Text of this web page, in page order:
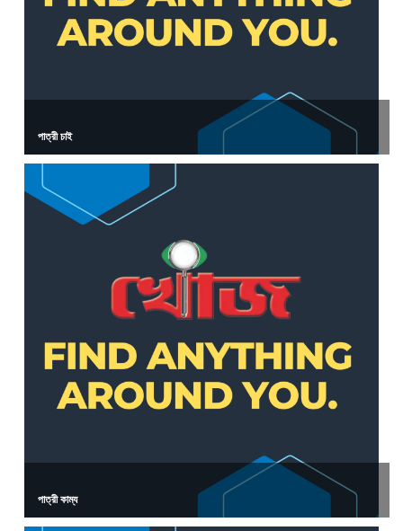
পাত্রী চাই
পাত্রী কাম্য